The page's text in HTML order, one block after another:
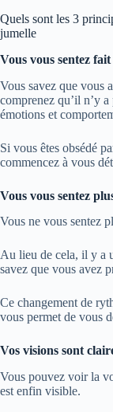
Quels sont les 3
jumelle
Vous vous sentez fait
Vous savez que vous
comprenez qu’il n’y
émotions et
Si vous êtes obsédé
commencez à vous
Vous vous sentez
Vous ne vous sentez
Au lieu de cela, il y a
savez que vous avez
Ce changement de
vous permet de vous
Vos visions sont
Vous pouvez voir la
est enfin visible.